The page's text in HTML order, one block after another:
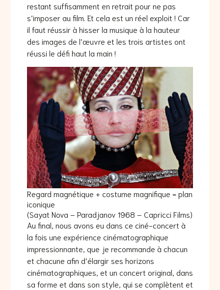
restant suffisamment en retrait pour ne pas
s’imposer au film. Et cela est un réel exploit ! Car
il faut réussir à hisser la musique à la hauteur
des images de l’œuvre et les trois artistes ont
réussi le défi haut la main !
Regard magnétique + costume magnifique = plan
iconique
(Sayat Nova – Paradjanov 1968 – Capricci Films)
Au final, nous avons eu dans ce ciné-concert à
la fois une expérience cinématographique
impressionnante, que je recommande à chacun
et chacune afin d’élargir ses horizons
cinématographiques, et un concert original, dans
sa forme et dans son style, qui se complètent et